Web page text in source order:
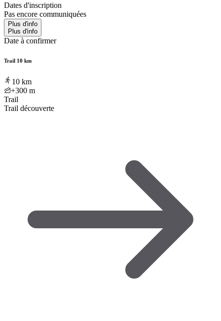
Dates d'inscription
Pas encore communiquées
Plus d'info
Plus d'info
Date à confirmer
Trail 10 km
10 km
+300 m
Trail
Trail découverte